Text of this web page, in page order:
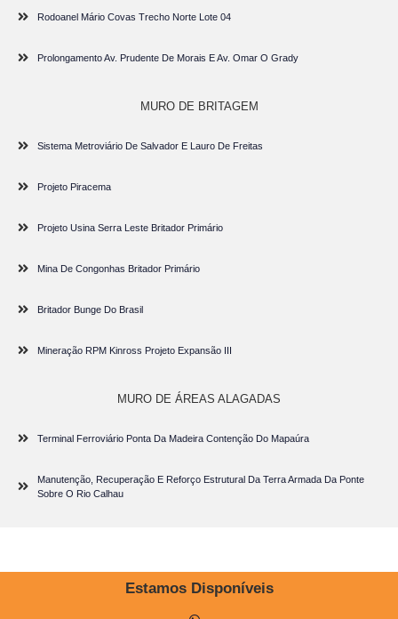
Rodoanel Mário Covas Trecho Norte Lote 04
Prolongamento Av. Prudente De Morais E Av. Omar O Grady
MURO DE BRITAGEM
Sistema Metroviário De Salvador E Lauro De Freitas
Projeto Piracema
Projeto Usina Serra Leste Britador Primário
Mina De Congonhas Britador Primário
Britador Bunge Do Brasil
Mineração RPM Kinross Projeto Expansão III
MURO DE ÁREAS ALAGADAS
Terminal Ferroviário Ponta Da Madeira Contenção Do Mapaúra
Manutenção, Recuperação E Reforço Estrutural Da Terra Armada Da Ponte
Sobre O Rio Calhau
Estamos Disponíveis